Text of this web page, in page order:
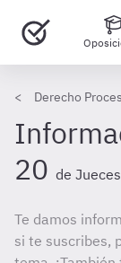
Derecho
20 de
Te damos
si te suscribes,